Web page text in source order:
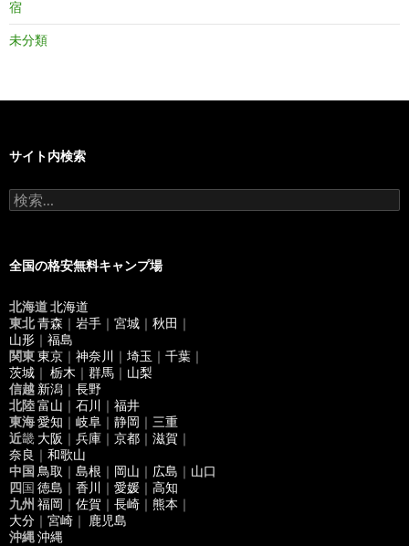
宿
未分類
サイト内検索
検
索
全国の格安無料キャンプ場
北海道北海道
東北青森 ｜ 岩手 ｜ 宮城 ｜ 秋田 ｜
山形 ｜ 福島
関東東京 ｜ 神奈川 ｜ 埼玉 ｜ 千葉 ｜
茨城 ｜ 栃木 ｜ 群馬 ｜ 山梨
信越 新潟 ｜ 長野
北陸富山 ｜ 石川 ｜ 福井
東海愛知 ｜ 岐阜 ｜ 静岡 ｜ 三重
近畿 大阪 ｜ 兵庫 ｜ 京都 ｜ 滋賀 ｜
奈良 ｜ 和歌山
中国 鳥取 ｜ 島根 ｜ 岡山 ｜ 広島 ｜ 山口
四国 徳島 ｜ 香川 ｜ 愛媛 ｜ 高知
九州 福岡 ｜ 佐賀 ｜ 長崎 ｜ 熊本 ｜
大分 ｜ 宮崎 ｜
鹿児島
沖縄沖縄